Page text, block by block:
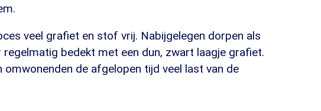
veel grafiet en stof vrij. Nabijgelegen dorpen als
bedekt met een dun, zwart laagje grafiet.
omwonenden de afgelopen tijd veel last van de